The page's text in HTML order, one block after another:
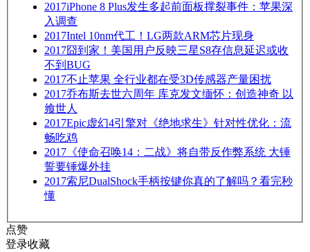
2017iPhone 8 Plus发生多起前面板撑裂事件：苹果深
入调查
2017Intel 10nm代工！LG两款ARM芯片现身
2017囧到家！美国用户反映三星S8存信息延迟或收
不到BUG
2017不止苹果 全行业都在受3D传感器产量困扰
2017乔布斯去世六周年 库克发文缅怀：创造神奇 以
飨世人
2017Epic虚幻4引擎对《绝地求生》针对性优化：流
畅吃鸡
2017 《使命召唤14：二战》将自带反作弊系统 大锤
誓要锤爆外挂
2017索尼DualShock手柄按键你真的了解吗？看完秒
懂
点赞
登录收藏